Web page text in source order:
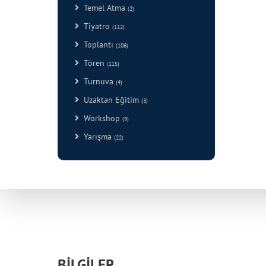
Temel Atma (2)
Tiyatro (112)
Toplantı (106)
Tören (115)
Turnuva (4)
Uzaktan Eğitim (3)
Workshop (9)
Yarışma (22)